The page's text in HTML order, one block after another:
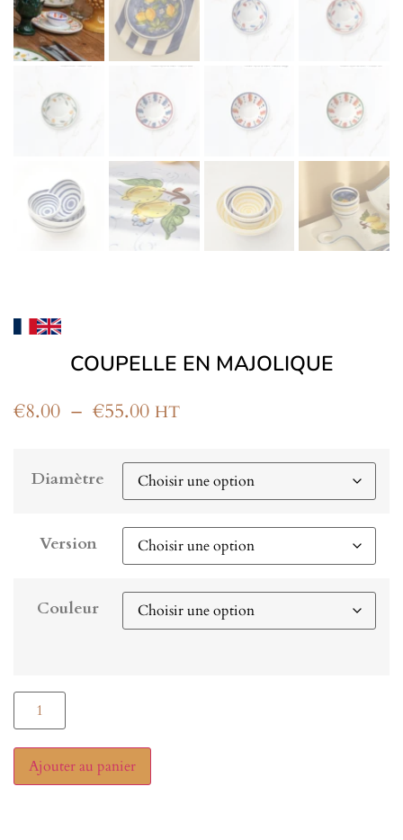
COUPELLE EN MAJOLIQUE
€8.00 – €55.00 HT
Diamètre
Version
Couleur
Ajouter au panier